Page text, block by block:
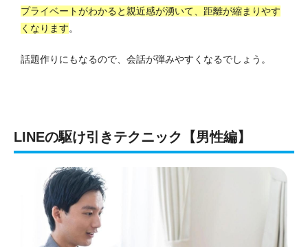
プライベートがわかると親近感が湧いて、距離が縮まりやす
くなります。
話題作りにもなるので、会話が弾みやすくなるでしょう。
LINEの駆け引きテクニック【男性編】